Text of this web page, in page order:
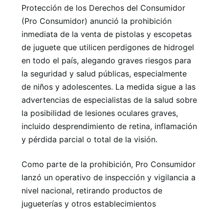
Protección de los Derechos del Consumidor
(Pro Consumidor) anunció la prohibición
inmediata de la venta de pistolas y escopetas
de juguete que utilicen perdigones de hidrogel
en todo el país, alegando graves riesgos para
la seguridad y salud públicas, especialmente
de niños y adolescentes. La medida sigue a las
advertencias de especialistas de la salud sobre
la posibilidad de lesiones oculares graves,
incluido desprendimiento de retina, inflamación
y pérdida parcial o total de la visión.
Como parte de la prohibición, Pro Consumidor
lanzó un operativo de inspección y vigilancia a
nivel nacional, retirando productos de
jugueterías y otros establecimientos